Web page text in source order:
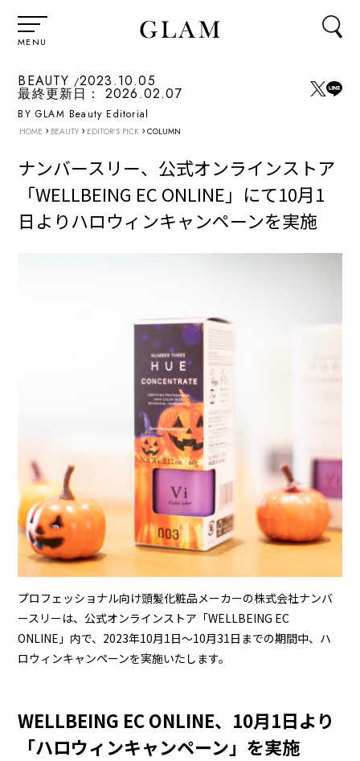
MENU
BEAUTY 2023.10.05
最終更新日： 2026.02.07
BY GLAM Beauty Editorial
HOME › BEAUTY › EDITOR'S PICK › COLUMN
ナンバースリー、公式オンラインストア
「WELLBEING EC ONLINE」にて10月1
日よりハロウィンキャンペーンを実施
プロフェッショナル向け頭髪化粧品メーカーの株式会社ナンバ
ースリーは、公式オンラインストア「WELLBEING EC
ONLINE」内で、2023年10月1日～10月31日までの期間中、ハ
ロウィンキャンペーンを実施いたします。
WELLBEING EC ONLINE、10月1日より
「ハロウィンキャンペーン」を実施